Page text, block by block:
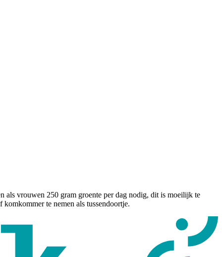
als vrouwen 250 gram groente per dag nodig, dit is moeilijk te
te nemen als tussendoortje.